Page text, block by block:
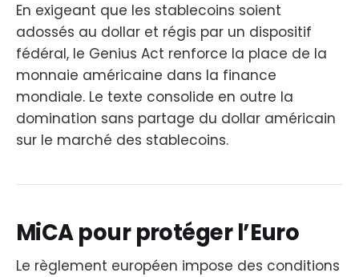
En exigeant que les stablecoins soient
adossés au dollar et régis par un dispositif
fédéral, le Genius Act renforce la place de la
monnaie américaine dans la finance
mondiale. Le texte consolide en outre la
domination sans partage du dollar américain
sur le marché des stablecoins.
MiCA pour protéger l’Euro
Le règlement européen impose des conditions